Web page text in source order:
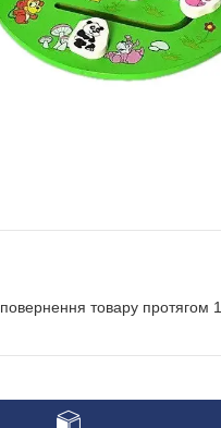
повернення товару протягом